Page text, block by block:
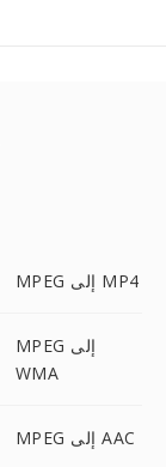
MPEG إلى MP4
MPEG إلى
WMA
MPEG إلى AAC